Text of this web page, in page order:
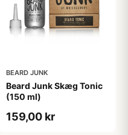
BEARD JUNK
Beard Junk Skæg Tonic
(150 ml)
159,00 kr